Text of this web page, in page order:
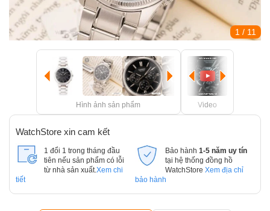
1 / 11
Hình ảnh sản phẩm Video
WatchStore xin cam kết
1 đổi 1 trong tháng đầu
tiên nếu sản phẩm có lỗi
từ nhà sản xuất. Xem chi
tiết
Bảo hành 1-5 năm uy tín
tại hệ thống đồng hồ
WatchStore Xem địa chỉ
bảo hành